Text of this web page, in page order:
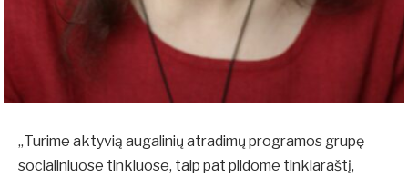
„Turime aktyvią augalinių atradimų programos grupę
socialiniuose tinkluose, taip pat pildome tinklaraštį,